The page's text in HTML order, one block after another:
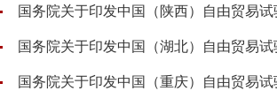
国务院关于印发中国（陕西）自由贸易
国务院关于印发中国（湖北）自由贸易
国务院关于印发中国（重庆）自由贸易